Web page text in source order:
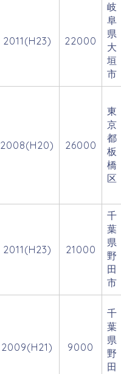
2011(H23) 22000
岐
阜
県
大
垣
市
2008(H20) 26000
東
京
都
板
橋
区
2011(H23) 21000
千
葉
県
野
田
市
2009(H21) 9000
千
葉
県
野
田